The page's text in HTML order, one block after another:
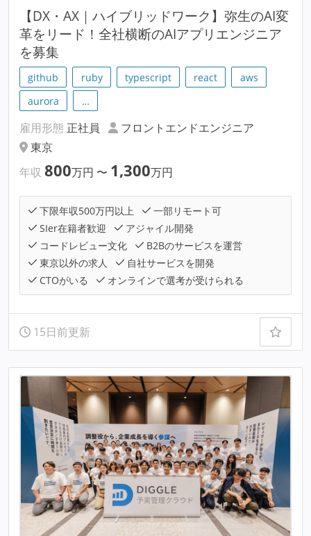
【DX・AX｜ハイブリッドワーク】弥生のAI変
革をリード！全社横断のAIアプリエンジニア
を募集
github ruby typescript react
aws
aurora
…
雇用形態 正社員
フロントエンドエンジニア
東京
年収 800万円 〜 1,300万円
下限年収500万円以上
一部リモート可
SIer在籍者歓迎
アジャイル開発
コードレビュー文化
B2Bのサービスを運営
東京以外の求人
自社サービスを開発
CTOがいる
オンラインで選考が受けられる
15日前更新